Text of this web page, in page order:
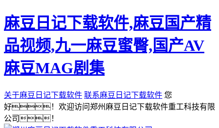
麻豆日记下载软件,麻豆国产精
品视频,九一麻豆蜜臀,国产AV
麻豆MAG剧集
关于麻豆日记下载软件 联系麻豆日记下载软件 您
好！欢迎访问郑州麻豆日记下载软件重工科技有限
公司！